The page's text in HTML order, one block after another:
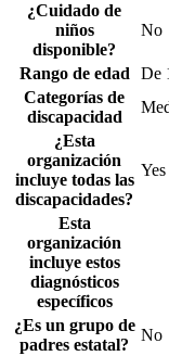
¿Cuidado de
niños
disponible?
No
Rango de edad
De
Categorías de
discapacidad
¿Esta
organización
incluye todas las
discapacidades?
Yes
Esta
organización
incluye estos
diagnósticos
específicos
¿Es un grupo de
padres estatal?
No